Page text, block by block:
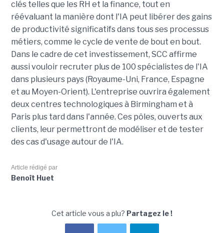
clés telles que les RH et la finance, tout en
réévaluant la manière dont l'IA peut libérer des gains
de productivité significatifs dans tous ses processus
métiers, comme le cycle de vente de bout en bout.
Dans le cadre de cet investissement, SCC affirme
aussi vouloir recruter plus de 100 spécialistes de l'IA
dans plusieurs pays (Royaume-Uni, France, Espagne
et au Moyen-Orient). L'entreprise ouvrira également
deux centres technologiques à Birmingham et à
Paris plus tard dans l'année. Ces pôles, ouverts aux
clients, leur permettront de modéliser et de tester
des cas d'usage autour de l'IA.
Article rédigé par
Benoît Huet
Cet article vous a plu? Partagez le !